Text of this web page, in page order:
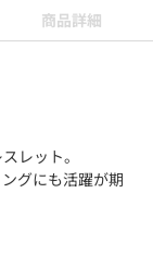
商品詳細
レット。
グにも活躍が期